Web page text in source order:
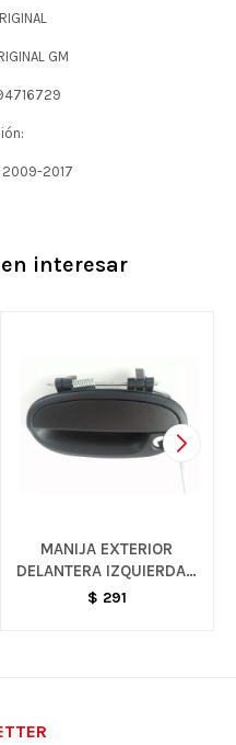
GM
2017
interesar
MANIJA EXTERIOR
DELANTERA IZQUIERDA -
SPARK
$ 291